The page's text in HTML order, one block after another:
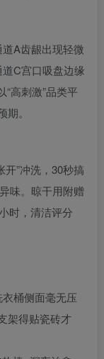
A齿龈出现轻微
道C宫口吸盘边缘
高刺激”品类平
。
”冲洗，30秒搞
味。晾干用附赠
时，清洁评分
桶侧面毫无压
架得贴瓷砖才